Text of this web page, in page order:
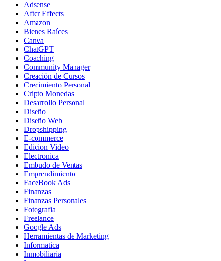
Adsense
After Effects
Amazon
Bienes Raíces
Canva
ChatGPT
Coaching
Community Manager
Creación de Cursos
Crecimiento Personal
Cripto Monedas
Desarrollo Personal
Diseño
Diseño Web
Dropshipping
E-commerce
Edicion Video
Electronica
Embudo de Ventas
Emprendimiento
FaceBook Ads
Finanzas
Finanzas Personales
Fotografia
Freelance
Google Ads
Herramientas de Marketing
Informatica
Inmobiliaria